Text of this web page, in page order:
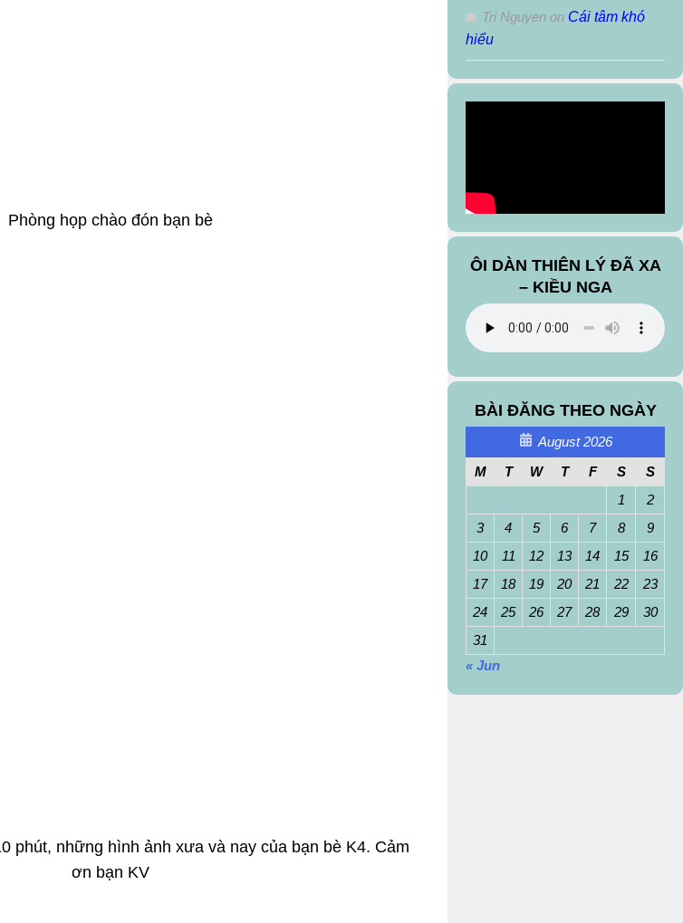
Phòng họp chào đón bạn bè
phút, những hình ảnh xưa và nay của bạn bè K4. Cảm
ơn bạn KV
Tri Nguyen on Cái tâm khó
hiểu
ÔI DÀN THIÊN LÝ ĐÃ XA
– KIỀU NGA
BÀI ĐĂNG THEO NGÀY
August 2026
M
T W T F S
S
1
2
3
4 5 6 7 8
9
10
11 12 13 14 15
16
17
18 19 20 21 22
23
24
25 26 27 28 29
30
31
« Jun